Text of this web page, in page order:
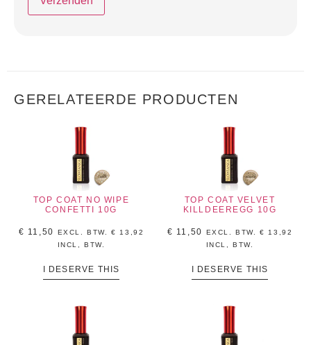
GERELATEERDE PRODUCTEN
TOP COAT NO WIPE
CONFETTI 10G
€ 11,50 EXCL. BTW.€
13,92
INCL, BTW.
I DESERVE THIS
TOP COAT VELVET
KILLDEEREGG 10G
€ 11,50 EXCL. BTW.€
13,92
INCL, BTW.
I DESERVE THIS